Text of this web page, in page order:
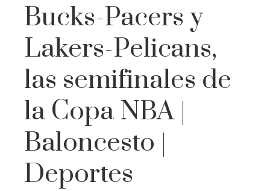
Bucks-Pacers y
Lakers-Pelicans,
las semifinales de
la Copa NBA |
Baloncesto |
Deportes